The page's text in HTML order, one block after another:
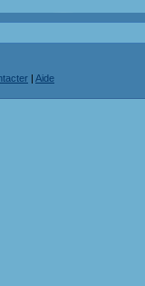
| Aide